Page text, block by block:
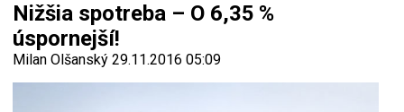
Nižšia spotreba – O 6,35 %
úspornejší!
Milan Olšanský 29.11.2016 05:09